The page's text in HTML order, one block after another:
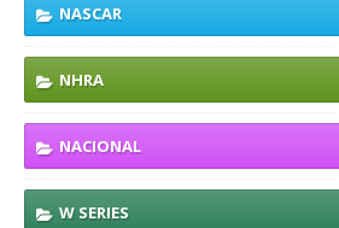
NASCAR
NHRA
NACIONAL
W SERIES